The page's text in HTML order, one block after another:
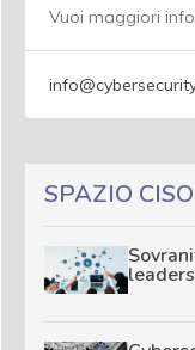
Vuoi maggiori
SPAZIO CISO